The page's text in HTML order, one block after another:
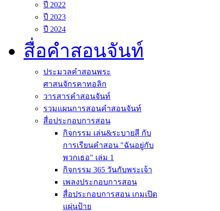
ปี 2022
ปี 2023
ปี 2024
สื่อคำสอนจันท์
ประมวลคำสอนพระ
ศาสนจักรคาทอลิก
วารสารคำสอนจันท์
รวมแผนการสอนคำสอนจันท์
สื่อประกอบการสอน
กิจกรรม เล่น&ระบายสี กับ
การเรียนคำสอน "ฉันอยู่กับ
พวกเธอ" เล่ม 1
กิจกรรม 365 วันกับพระเจ้า
เพลงประกอบการสอน
สื่อประกอบการสอน เกมเปิด
แผ่นป้าย